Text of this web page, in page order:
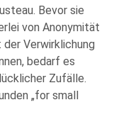
Bevor sie
von Anonymität
Verwirklichung
bedarf es
Zufälle.
„for small